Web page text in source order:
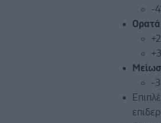
-
Ορατά
-